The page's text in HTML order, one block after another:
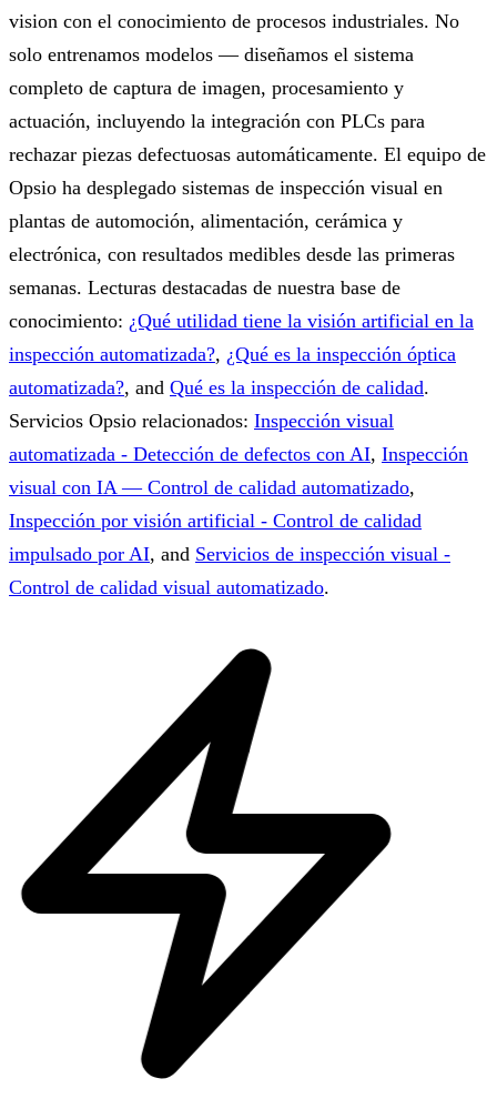
vision con el conocimiento de procesos industriales. No
solo entrenamos modelos — diseñamos el sistema
completo de captura de imagen, procesamiento y
actuación, incluyendo la integración con PLCs para
rechazar piezas defectuosas automáticamente. El equipo de
Opsio ha desplegado sistemas de inspección visual en
plantas de automoción, alimentación, cerámica y
electrónica, con resultados medibles desde las primeras
semanas. Lecturas destacadas de nuestra base de
conocimiento: ¿Qué utilidad tiene la visión artificial en la
inspección automatizada?, ¿Qué es la inspección óptica
automatizada?, and Qué es la inspección de calidad.
Servicios Opsio relacionados: Inspección visual
automatizada - Detección de defectos con AI, Inspección
visual con IA — Control de calidad automatizado,
Inspección por visión artificial - Control de calidad
impulsado por AI, and Servicios de inspección visual -
Control de calidad visual automatizado.